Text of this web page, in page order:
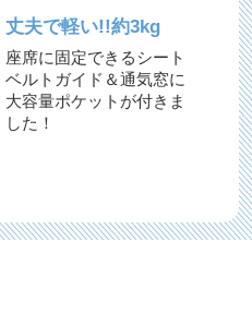
丈夫で軽い!!約3kg
座席に固定できるシート
ベルトガイド＆通気窓に
大容量ポケットが付きま
した！